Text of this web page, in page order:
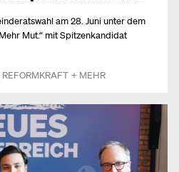
am 28. Juni unter dem
Mut.“ mit Spitzenkandidat
REFORMKRAFT + MEHR